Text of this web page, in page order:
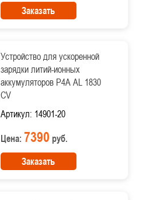
Заказать
Устройство для ускоренной
зарядки литий-ионных
аккумуляторов P4A AL 1830
CV
Артикул: 14901-20
Цена: 7390 руб.
Заказать